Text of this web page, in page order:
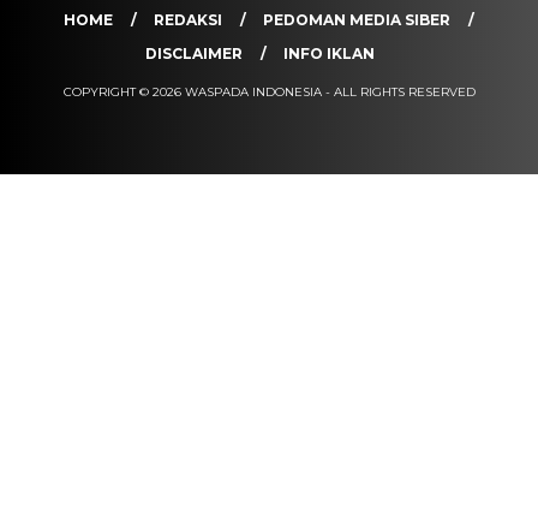
HOME REDAKSI
PEDOMAN MEDIA SIBER
DISCLAIMER
INFO IKLAN
COPYRIGHT © 2026 WASPADA INDONESIA - ALL RIGHTS RESERVED